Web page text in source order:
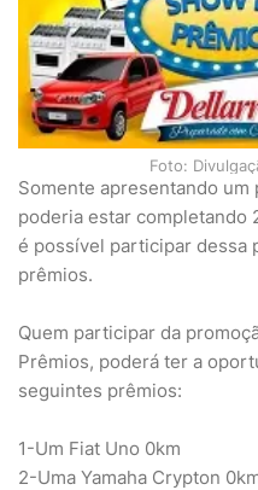
Foto:
Somente apresentando
poderia estar completando
é possível participar dessa
prêmios.
Quem participar da
Prêmios, poderá ter a
seguintes prêmios:
1-Um Fiat Uno 0km
2-Uma Yamaha Crypton